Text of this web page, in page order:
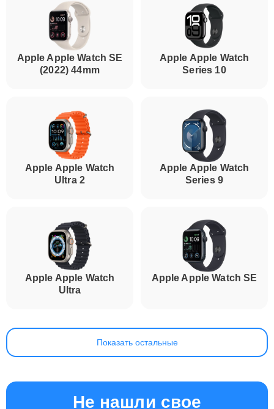
Apple Apple Watch SE
(2022) 44mm
Apple Apple Watch
Series 10
Apple Apple Watch
Ultra 2
Apple Apple Watch
Series 9
Apple Apple Watch
Ultra
Apple Apple Watch SE
Показать остальные
Не нашли свое